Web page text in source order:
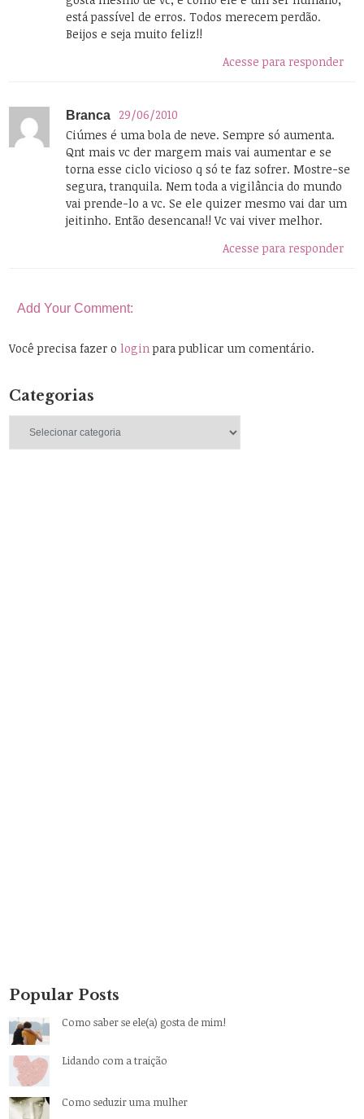
está passível de erros. Todos merecem perdão.
Beijos e seja muito feliz!!
Acesse para responder
Branca
29/06/2010
Ciúmes é uma bola de neve. Sempre só aumenta.
Qnt mais vc der margem mais vai aumentar e se
torna esse ciclo vicioso q só te faz sofrer. Mostre-se
segura, tranquila. Nem toda a vigilância do mundo
vai prende-lo a vc. Se ele quizer mesmo vai dar um
jeitinho. Então desencana!! Vc vai viver melhor.
Acesse para responder
Add Your Comment:
Você precisa fazer ologin para publicar um comentário.
Categorias
Popular Posts
Como saber se ele(a) gosta de mim!
Lidando com a traição
Como seduzir uma mulher